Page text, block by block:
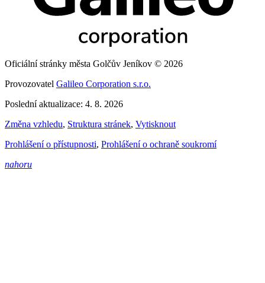
Oficiální stránky města Golčův Jeníkov © 2026
Provozovatel Galileo Corporation s.r.o.
Poslední aktualizace: 4. 8. 2026
Změna vzhledu, Struktura stránek, Vytisknout
Prohlášení o přístupnosti, Prohlášení o ochraně soukromí
nahoru